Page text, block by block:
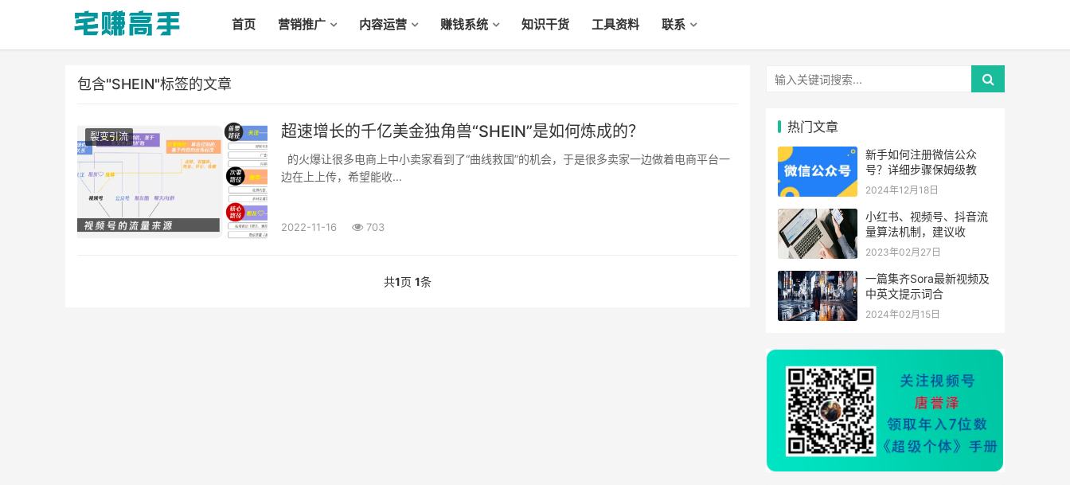
首页 营销推广 内容运营 赚钱系统 知识干货 工具资料 联系
包含"SHEIN"标签的文章
裂变引流 超速增长的千亿美金独角兽“SHEIN”是如何炼成的？
边在上上传，希望能收...
2022-11-16 703
共1页 1条
热门文章
新手如何注册微信公众
号？详细步骤保姆级教
2024年12月18日
小红书、视频号、抖音流
量算法机制，建议收
2023年02月27日
一篇集齐Sora最新视频及
中英文提示词合
2024年02月15日